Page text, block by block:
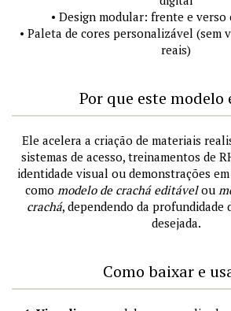
• Design modular: frente e verso
• Paleta de cores personalizável (sem
reais)
Por que este modelo
Ele acelera a criação de materiais
sistemas de acesso, treinamentos de
identidade visual ou demonstrações
como modelo de crachá editávelou
crachá, dependendo da profundidade
desejada.
Como baixar e